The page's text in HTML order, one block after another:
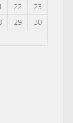
22
23
29
30